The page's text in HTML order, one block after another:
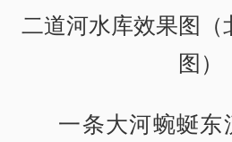
二道河水库效果图（
图）
一条大河蜿蜒